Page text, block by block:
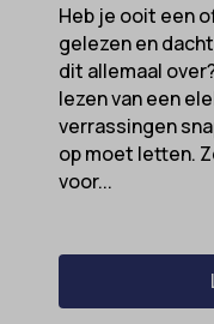
Heb je ooit een
gelezen en
dit allemaal
lezen van een
verrassingen
op moet letten.
voor...